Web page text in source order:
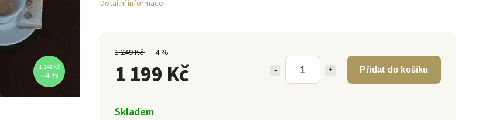
1 249 Kč
–4 %
1 249 Kč –4 %
1 199 Kč Přidat do košíku
Skladem
Detailní informace